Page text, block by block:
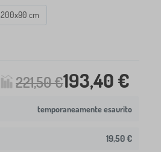
200x90 cm
221,50 €193,40 €
temporaneamente esaurito
19,50 €